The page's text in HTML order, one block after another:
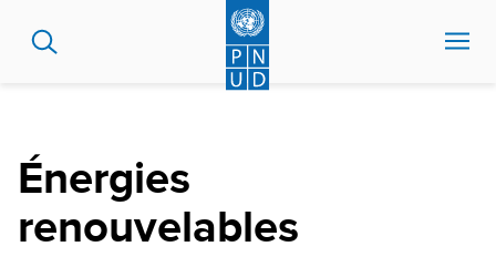
contenu
Énergies
renouvelables